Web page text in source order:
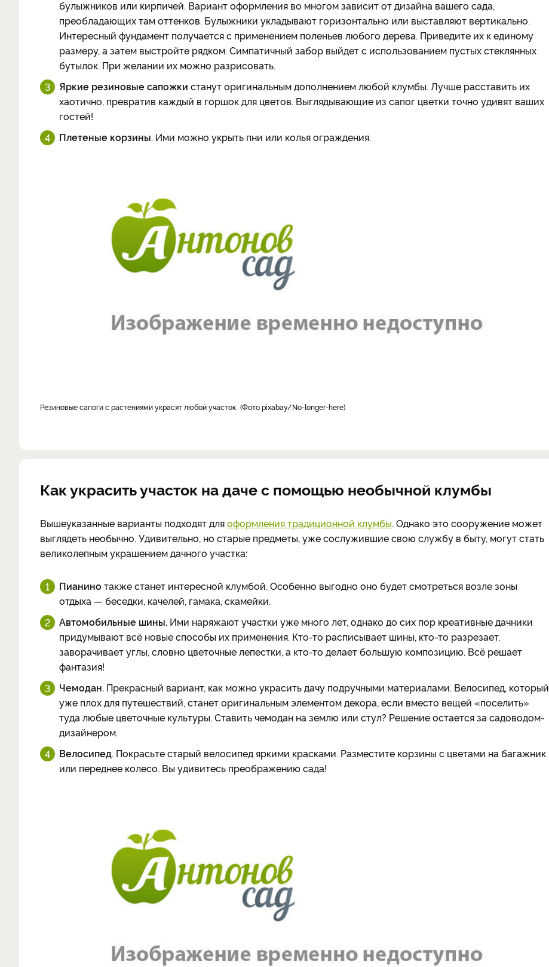
булыжников или кирпичей. Вариант оформления во многом зависит от дизайна вашего сада,
преобладающих там оттенков. Булыжники укладывают горизонтально или выставляют вертикально.
Интересный фундамент получается с применением поленьев любого дерева. Приведите их к единому
размеру, а затем выстройте рядком. Симпатичный забор выйдет с использованием пустых стеклянных
бутылок. При желании их можно разрисовать.
Яркие резиновые сапожки станут оригинальным дополнением любой клумбы. Лучше расставить их
хаотично, превратив каждый в горшок для цветов. Выглядывающие из сапог цветки точно удивят ваших
гостей!
Плетеные корзины. Ими можно укрыть пни или колья ограждения.
Резиновые сапоги с растениями украсят любой участок. Фото pixabay/No-longer-here
Как украсить участок на даче с помощью необычной клумбы
Вышеуказанные варианты подходят дляоформления традиционной клумбы. Однако это сооружение может
выглядеть необычно. Удивительно, но старые предметы, уже сослужившие свою службу в быту, могут стать
великолепным украшением дачного участка:
Пианино также станет интересной клумбой. Особенно выгодно оно будет смотреться возле зоны
отдыха — беседки, качелей, гамака, скамейки.
Автомобильные шины. Ими наряжают участки уже много лет, однако до сих пор креативные дачники
придумывают всё новые способы их применения. Кто-то расписывает шины, кто-то разрезает,
заворачивает углы, словно цветочные лепестки, а кто-то делает большую композицию. Всё решает
фантазия!
Чемодан. Прекрасный вариант, как можно украсить дачу подручными материалами. Велосипед, который
уже плох для путешествий, станет оригинальным элементом декора, если вместо вещей «поселить»
туда любые цветочные культуры. Ставить чемодан на землю или стул? Решение остается за садоводом-
дизайнером.
Велосипед. Покрасьте старый велосипед яркими красками. Разместите корзины с цветами на багажник
или переднее колесо. Вы удивитесь преображению сада!